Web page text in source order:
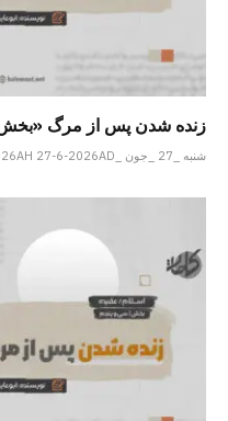
زنده شدن پس از مرگ «بخش:
شنبه _27 _جون _2026AH 27-6-2026AD